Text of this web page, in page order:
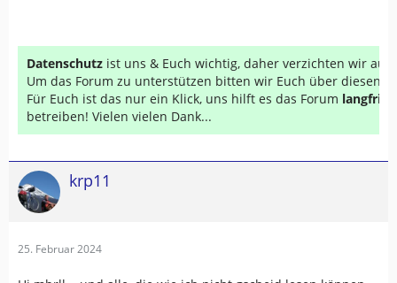
Datenschutz ist uns & Euch wichtig, daher verzichten wir auf
Um das Forum zu unterstützen bitten wir Euch über diesen
Für Euch ist das nur ein Klick, uns hilft es das Forum
betreiben! Vielen vielen Dank...
krp11
25. Februar 2024